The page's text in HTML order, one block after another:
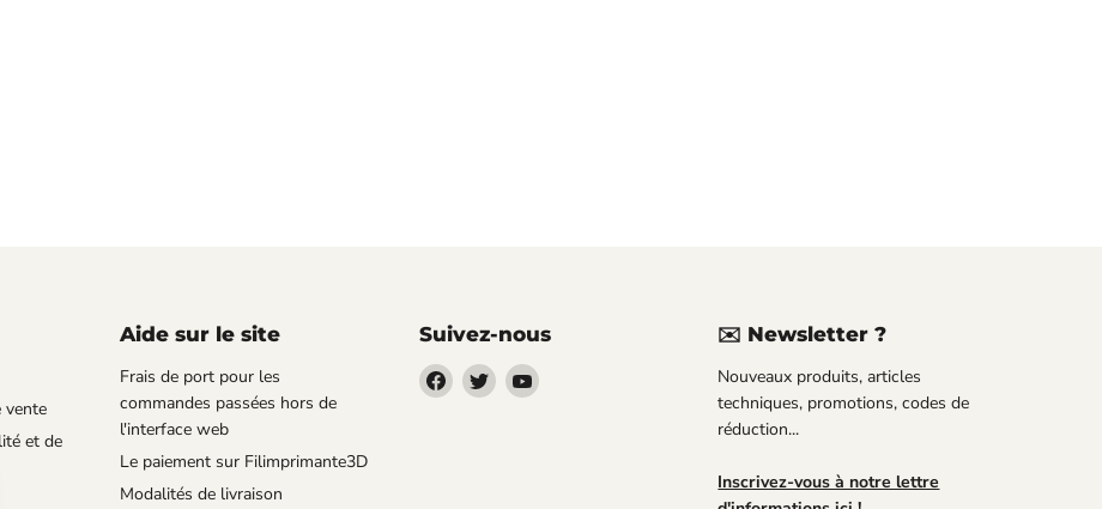
vente
et de
Aide sur le site
Frais de port pour les
commandes passées hors de
l'interface web
Le paiement sur Filimprimante3D
Modalités de livraison
Suivez-nous
Trouvez-
nous
Trouvez-
nous
Trouvez-
✉️ Newsletter ?
Nouveaux produits, articles
techniques, promotions, codes de
réduction...
Inscrivez-vous à notre lettre